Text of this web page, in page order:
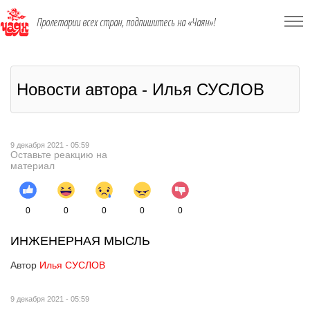
Пролетарии всех стран, подпишитесь на «Чаян»!
Новости автора - Илья СУСЛОВ
9 декабря 2021 - 05:59
Оставьте реакцию на
материал
0 0 0 0 0
ИНЖЕНЕРНАЯ МЫСЛЬ
Автор Илья СУСЛОВ
9 декабря 2021 - 05:59